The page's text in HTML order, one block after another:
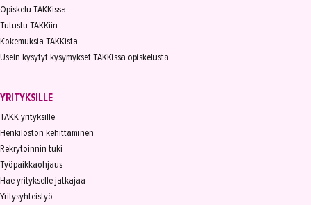
Opiskelu TAKKissa
Tutustu TAKKiin
Kokemuksia TAKKista
Usein kysytyt kysymykset TAKKissa opiskelusta
YRITYKSILLE
TAKK yrityksille
Henkilöstön kehittäminen
Rekrytoinnin tuki
Työpaikkaohjaus
Hae yritykselle jatkajaa
Yritysyhteistyö